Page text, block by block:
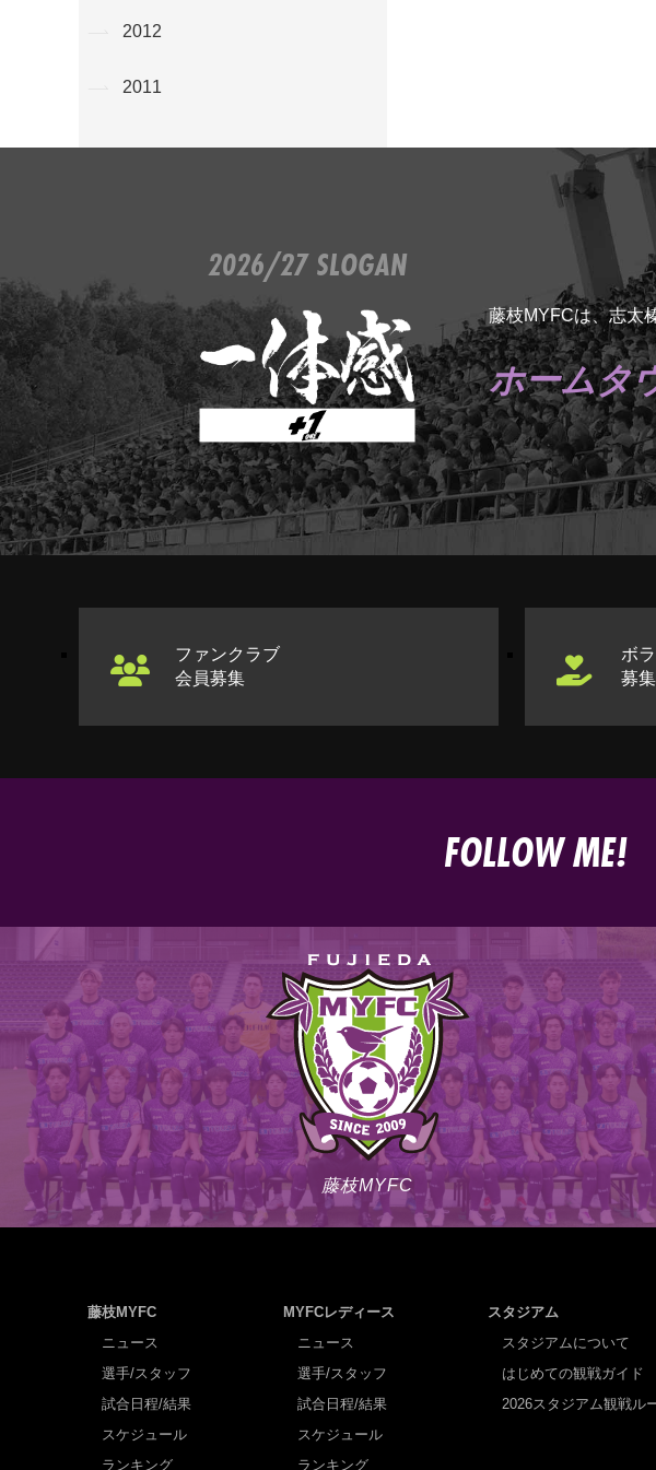
2012
2011
2026/27 SLOGAN
藤枝MYFCは、志太
ホームタ
ファンクラブ
会員募集
ボ
募集
FOLLOW ME!
藤枝MYFC
藤枝MYFC
ニュース
選手/スタッフ
試合日程/結果
スケジュール
ランキング
MYFCレディース
ニュース
選手/スタッフ
試合日程/結果
スケジュール
ランキング
スタジアム
スタジアムについて
はじめての観戦ガイド
2026スタジアム観戦ル